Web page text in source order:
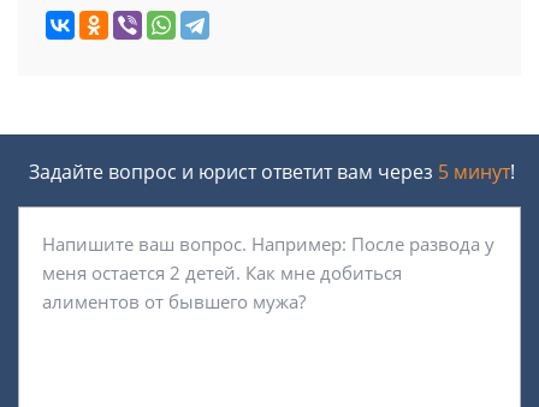
Задайте вопрос и юрист ответит вам через 5 минут!